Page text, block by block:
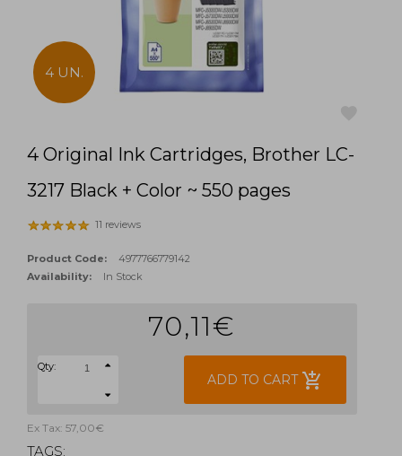
4 UN.
4 Original Ink Cartridges, Brother LC-
3217 Black + Color ~ 550 pages
11 reviews
Product Code:
4977766779142
Availability:
In Stock
70,11€
Qty:
ADD TO CART add_shopping_cart
Ex Tax: 57,00€
TAGS: